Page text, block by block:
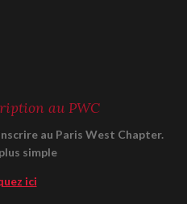
au PWC
au Paris West Chapter.
simple
ici